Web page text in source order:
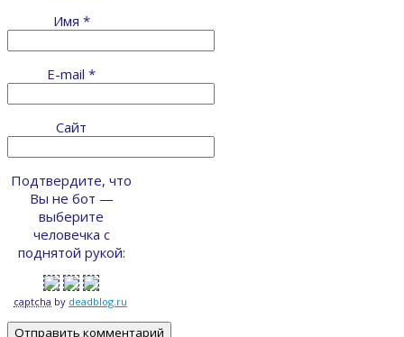
Имя *
E-mail *
Сайт
Подтвердите, что
Вы не бот —
выберите
человечка с
поднятой рукой:
captcha by deadblog.ru